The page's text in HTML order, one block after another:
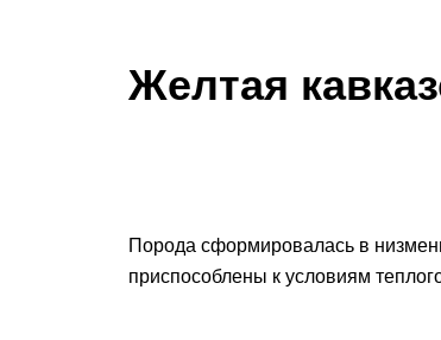
Желтая
Порода сформировалась в
приспособлены к условиям